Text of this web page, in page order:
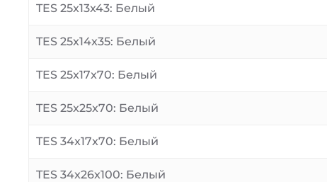
TES 25x13x43: Белый
TES 25x14x35: Белый
TES 25x17x70: Белый
TES 25x25x70: Белый
TES 34x17x70: Белый
TES 34x26x100: Белый